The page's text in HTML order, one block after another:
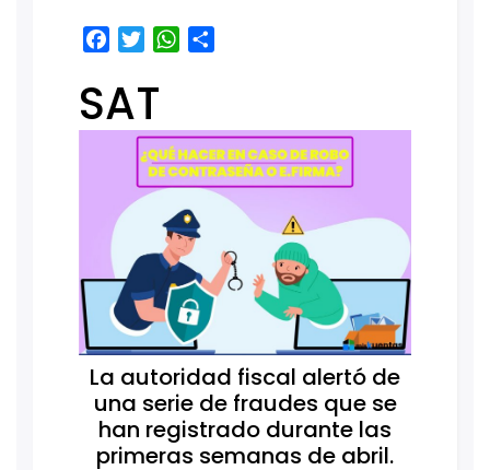
Facebook
TwitterWhatsApp
SAT
La autoridad fiscal alertó de
una serie de fraudes que se
han registrado durante las
primeras semanas de abril.